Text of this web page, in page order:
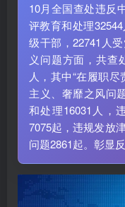
10月全国查处违反
评教育和处理
级干部，22741人
义问题方面，共查
人，其中“在履职
主义、奢靡之风问
和处理16031人，
7075起，违规发放
问题2861起。彰显